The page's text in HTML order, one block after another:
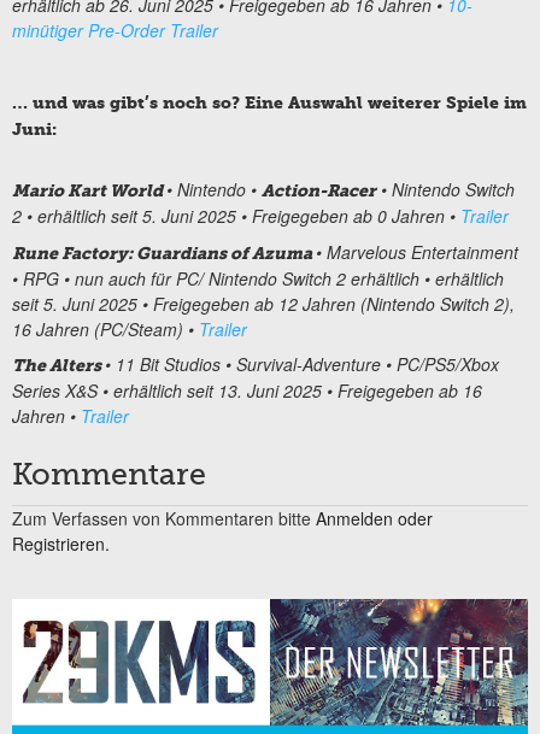
erhältlich ab 26. Juni 2025 • Freigegeben ab 16 Jahren • 10-
minütiger Pre-Order Trailer
… und was gibt’s noch so? Eine Auswahl weiterer Spiele im
Juni:
Mario Kart World • Nintendo • Action-Racer• Nintendo Switch
2 • erhältlich seit 5. Juni2025 • Freigegeben ab 0 Jahren • Trailer
Rune Factory: Guardians of Azuma• Marvelous Entertainment
• RPG • nun auch fürPC/ Nintendo Switch 2 erhältlich • erhältlich
seit 5. Juni2025 • Freigegeben ab 12 Jahren (Nintendo Switch 2),
16 Jahren (PC/Steam) • Trailer
The Alters • 11 Bit Studios • Survival-Adventure • PC/PS5/Xbox
Series X&S• erhältlich seit 13. Juni2025 • Freigegeben ab 16
Jahren • Trailer
Kommentare
Zum Verfassen von Kommentaren bitte Anmelden oder
Registrieren.